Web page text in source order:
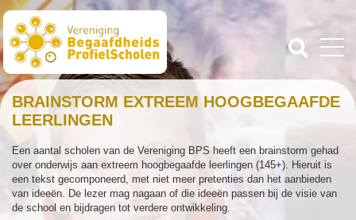
BRAINSTORM EXTREEM HOOGBEGAAFDE
LEERLINGEN
Een aantal scholen van de Vereniging BPS heeft een brainstorm gehad
over onderwijs aan extreem hoogbegaafde leerlingen (145+). Hieruit is
een tekst gecomponeerd, met niet meer pretenties dan het aanbieden
van ideeën. De lezer mag nagaan of die ideeën passen bij de visie van
de school en bijdragen tot verdere ontwikkeling.